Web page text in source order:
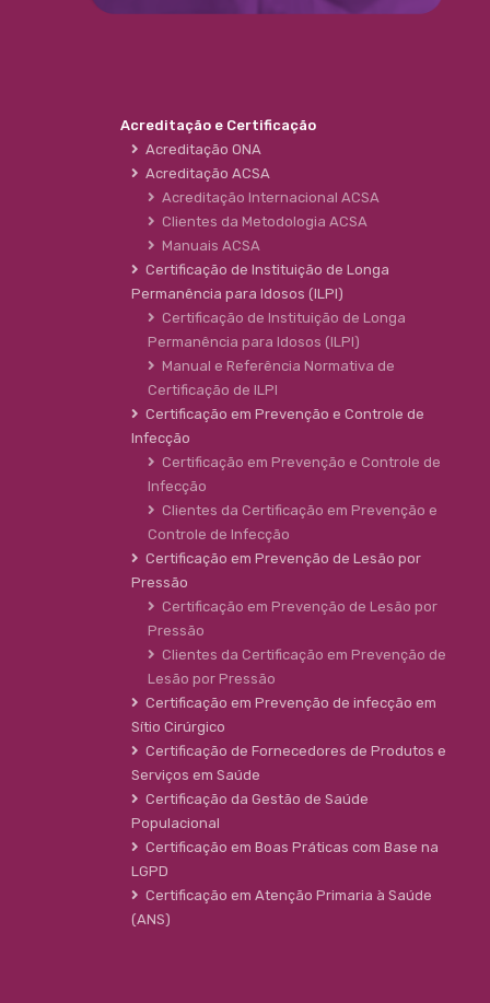
Acreditação e Certificação
Acreditação ONA
Acreditação ACSA
Acreditação Internacional ACSA
Clientes da Metodologia ACSA
Manuais ACSA
Certificação de Instituição de Longa
Permanência para Idosos (ILPI)
Certificação de Instituição de Longa
Permanência para Idosos (ILPI)
Manual e Referência Normativa de
Certificação de ILPI
Certificação em Prevenção e Controle de
Infecção
Certificação em Prevenção e Controle de
Infecção
Clientes da Certificação em Prevenção e
Controle de Infecção
Certificação em Prevenção de Lesão por
Pressão
Certificação em Prevenção de Lesão por
Pressão
Clientes da Certificação em Prevenção de
Lesão por Pressão
Certificação em Prevenção de infecção em
Sítio Cirúrgico
Certificação de Fornecedores de Produtos e
Serviços em Saúde
Certificação da Gestão de Saúde
Populacional
Certificação em Boas Práticas com Base na
LGPD
Certificação em Atenção Primaria à Saúde
(ANS)